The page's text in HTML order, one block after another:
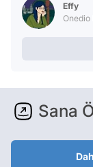
Effy
Onedio
Sana